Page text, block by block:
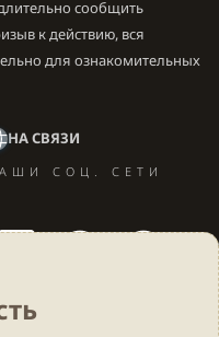
сообщить
к действию, вся
для ознакомительных
НА СВЯЗИ
СОЦ. СЕТИ